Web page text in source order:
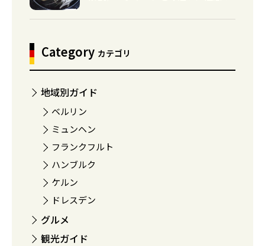
Category カテゴリ
地域別ガイド
ベルリン
ミュンヘン
フランクフルト
ハンブルク
ケルン
ドレスデン
グルメ
観光ガイド